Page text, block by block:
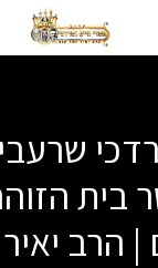
בית
הרב